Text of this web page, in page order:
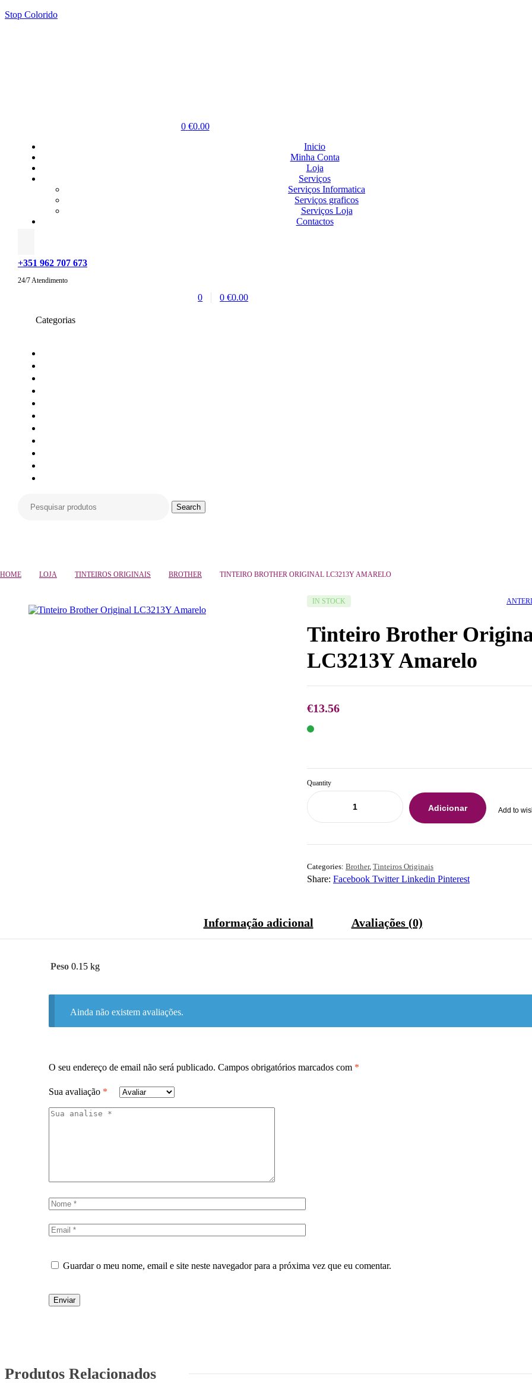
Stop Colorido
0 €0.00
Inicio
Minha Conta
Loja
Serviços
Serviços Informatica
Serviços graficos
Serviços Loja
Contactos
+351 962 707 673
24/7 Atendimento
0 0 €0.00
Categorias
Search
HOME LOJA TINTEIROS ORIGINAIS BROTHER TINTEIRO BROTHER ORIGINAL LC3213Y AMARELO
AVAILABILITY:
IN STOCK
Tinteiro Brother
LC3213Y Amarelo
€13.56
Quantity
Adicionar Add to
Categories: Brother, Tinteiros Originais
Share: Facebook Twitter Linkedin Pinterest
Informação adicional Avaliações (0)
Peso 0.15 kg
Ainda não existem avaliações.
O seu endereço de email não será publicado. Campos obrigatórios marcados com *
Sua avaliação *
Guardar o meu nome, email e site neste navegador para a próxima vez que eu comentar.
Produtos Relacionados